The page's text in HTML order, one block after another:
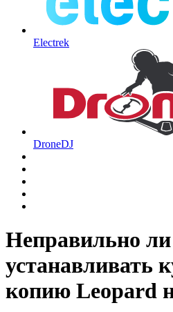
Electrek
DroneDJ
Неправильно ли
устанавливать
копию Leopard